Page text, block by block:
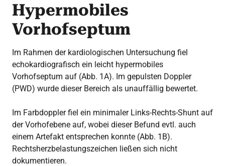
Hypermobiles
Vorhofseptum
Im Rahmen der kardiologischen Untersuchung fiel
echokardiografisch ein leicht hypermobiles
Vorhofseptum auf (Abb. 1A). Im gepulsten Doppler
(PWD) wurde dieser Bereich als unauffällig bewertet.
Im Farbdoppler fiel ein minimaler Links-Rechts-Shunt auf
der Vorhofebene auf, wobei dieser Befund evtl. auch
einem Artefakt entsprechen konnte (Abb. 1B).
Rechtsherzbelastungszeichen ließen sich nicht
dokumentieren.